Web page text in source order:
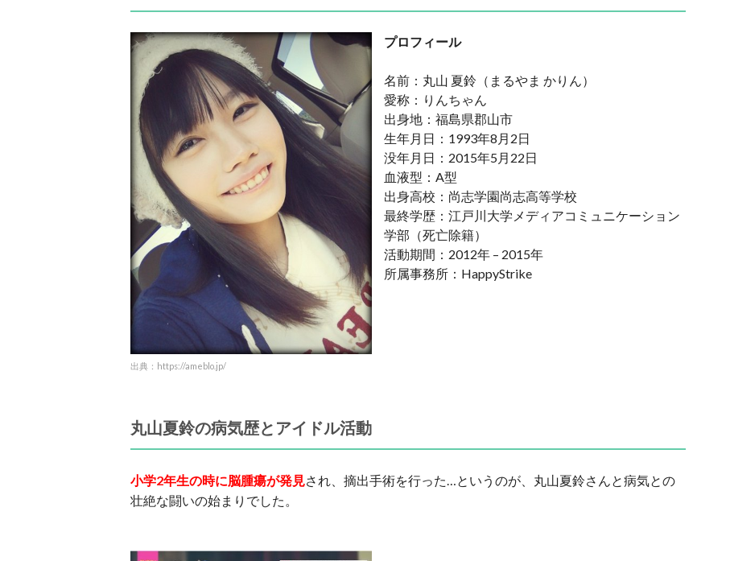
出典：https://ameblo.jp/
プロフィール
名前：丸山 夏鈴（まるやま かりん）
愛称：りんちゃん
出身地：福島県郡山市
生年月日：1993年8月2日
没年月日：2015年5月22日
血液型：A型
出身高校：尚志学園尚志高等学校
最終学歴：江戸川大学メディアコミュニケーション
学部（死亡除籍）
活動期間：2012年 – 2015年
所属事務所：HappyStrike
丸山夏鈴の病気歴とアイドル活動
小学2年生の時に脳腫瘍が発見され、摘出手術を行った…というのが、丸山夏鈴さんと病気との
壮絶な闘いの始まりでした。